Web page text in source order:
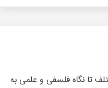
تا نگاه فلسفی و علمی به